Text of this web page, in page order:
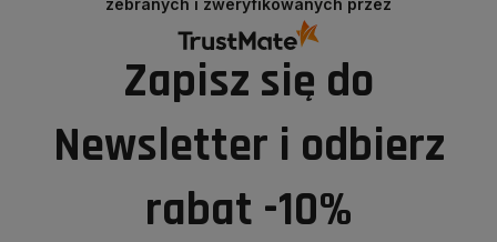
Zapisz się do
Newsletter i odbierz
rabat -10%